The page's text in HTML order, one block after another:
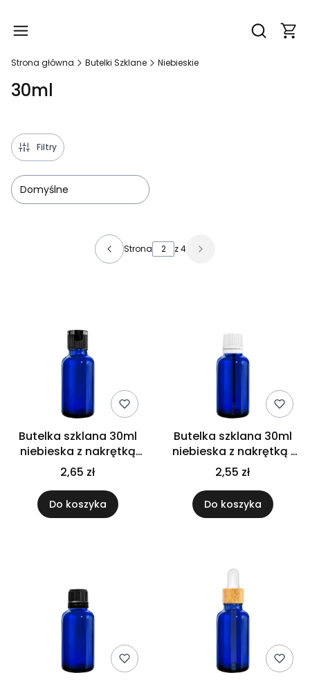
Otwórz
Strona główna Butelki Szklane Niebieskie
30ml
Filtry
Domyślne
Lista produktów
Strona z 4
Butelka szklana 30ml
niebieska z nakrętką
Flip Top czarną
2,65 zł
Do koszyka
Butelka szklana 30ml
niebieska z nakrętką i
pędzelkiem białym
2,55 zł
Do koszyka